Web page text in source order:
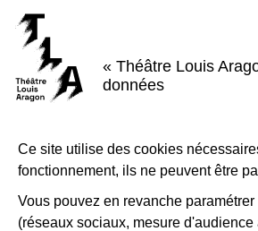
« Théâtre Louis
données
Ce site utilise des cookies
fonctionnement, ils ne peuvent être
Vous pouvez en revanche
(réseaux sociaux, mesure d'audience
Facebook
Le Théâtre Louis Aragon, scène
création - danse, est soutenu par la Ville de
Département de la Seine-Saint-Denis, la
de-France.